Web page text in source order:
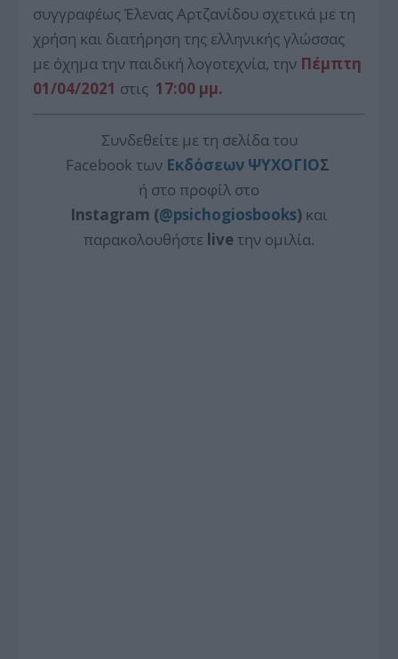
συγγραφέωςΈλενας Αρτζανίδου σχετικά με τη
χρήση και διατήρηση της ελληνικής γλώσσας
με όχημα την παιδική λογοτεχνία, την Πέμπτη
01/04/2021 στις 17:00 μμ.
Συνδεθείτε με τη σελίδα του
Facebook των Εκδόσεων ΨΥΧΟΓΙΟΣ
ή στο προφίλ στο
Instagram (@psichogiosbooks) και
παρακολουθήστε liveτην ομιλία.